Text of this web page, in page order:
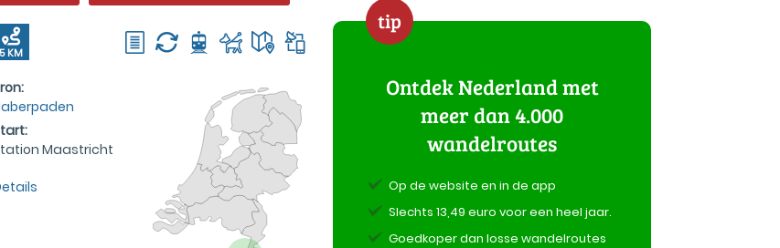
5 KM
Maastricht
tip
Ontdek Nederland met
meer dan 4.000
wandelroutes
Op de website en in de app
Slechts 13,49 euro voor een heel jaar.
Goedkoper dan losse wandelroutes